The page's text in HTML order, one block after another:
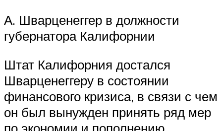
А. Шварценеггер в должности
губернатора Калифорнии
Штат Калифорния достался
Шварценеггеру в состоянии
финансового кризиса, в связи с чем
он был вынужден принять ряд мер